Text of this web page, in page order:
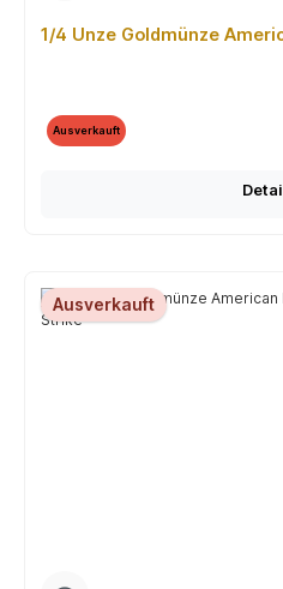
1/4 Unze Goldmünze
Ausverkauft
Ausverkauft